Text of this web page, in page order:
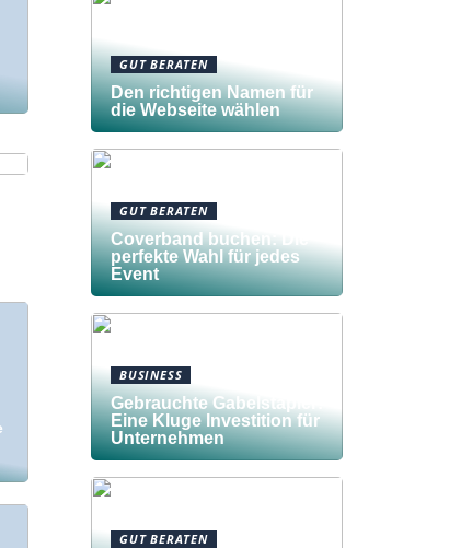
GUT BERATEN
Den richtigen Namen für
die Webseite wählen
GUT BERATEN
Coverband buchen: Die
perfekte Wahl für jedes
Event
BUSINESS
Gebrauchte Gabelstapler:
Eine Kluge Investition für
Unternehmen
GUT BERATEN